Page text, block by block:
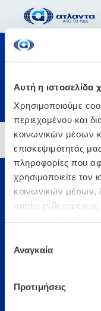
Αυτή η ιστοσελίδα
Χρησιμοποιούμε
περιεχομένου και
κοινωνικών μέσων
επισκεψιμότητάς
πληροφορίες που
χρησιμοποιείτε τον
κοινωνικών μέσων,
οποίοι
των υπηρεσιών τους.
συγκατάθεσης
Αναγκαία
Προτιμήσεις
with
Αθήνα, 3o xλμ. Λ.
ΑΦΜ 094077212